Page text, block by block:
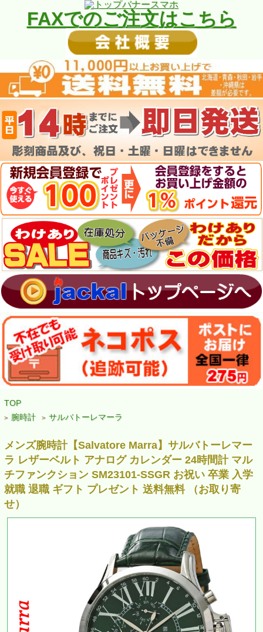
FAXでのご注文はこちら
TOP
> 腕時計 > サルバトーレマーラ
メンズ腕時計【Salvatore Marra】サルバトーレマー
ラ レザーベルト アナログ カレンダー 24時間計 マル
チファンクション SM23101-SSGR お祝い 卒業 入学
就職 退職 ギフト プレゼント 送料無料 （お取り寄
せ）